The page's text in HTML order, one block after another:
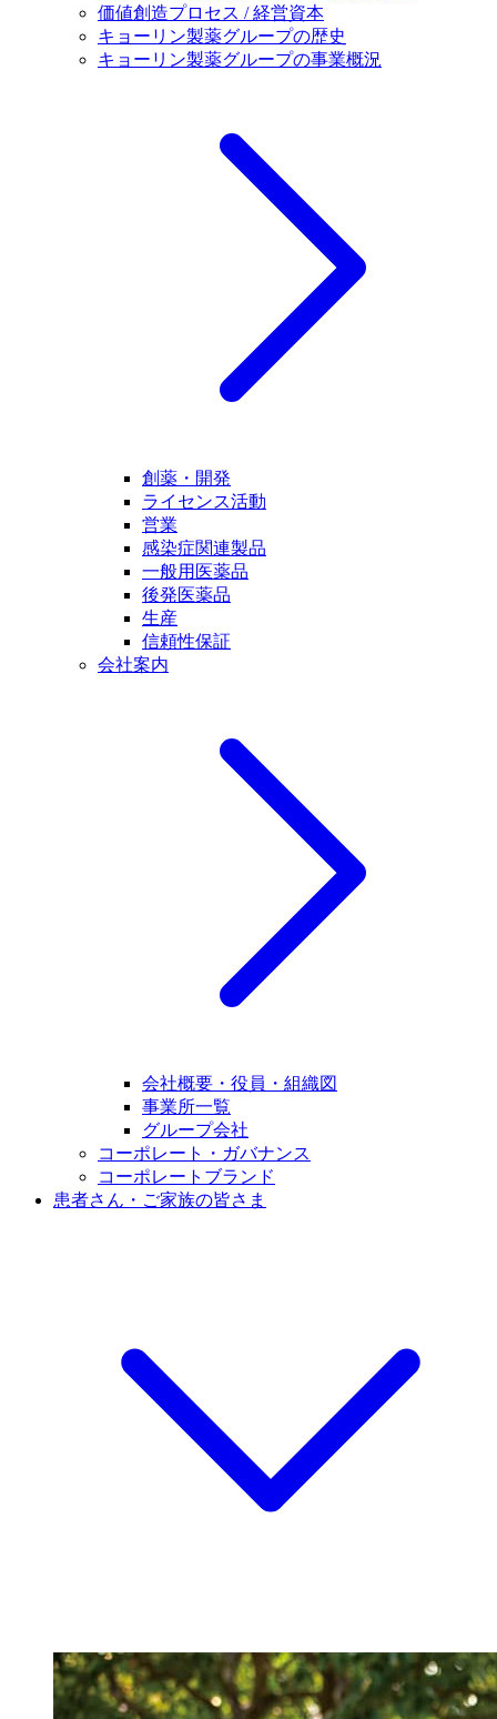
価値創造プロセス / 経営資本
キョーリン製薬グループの歴史
キョーリン製薬グループの事業概況
創薬・開発
ライセンス活動
営業
感染症関連製品
一般用医薬品
後発医薬品
生産
信頼性保証
会社案内
会社概要・役員・組織図
事業所一覧
グループ会社
コーポレート・ガバナンス
コーポレートブランド
患者さん・ご家族の皆さま